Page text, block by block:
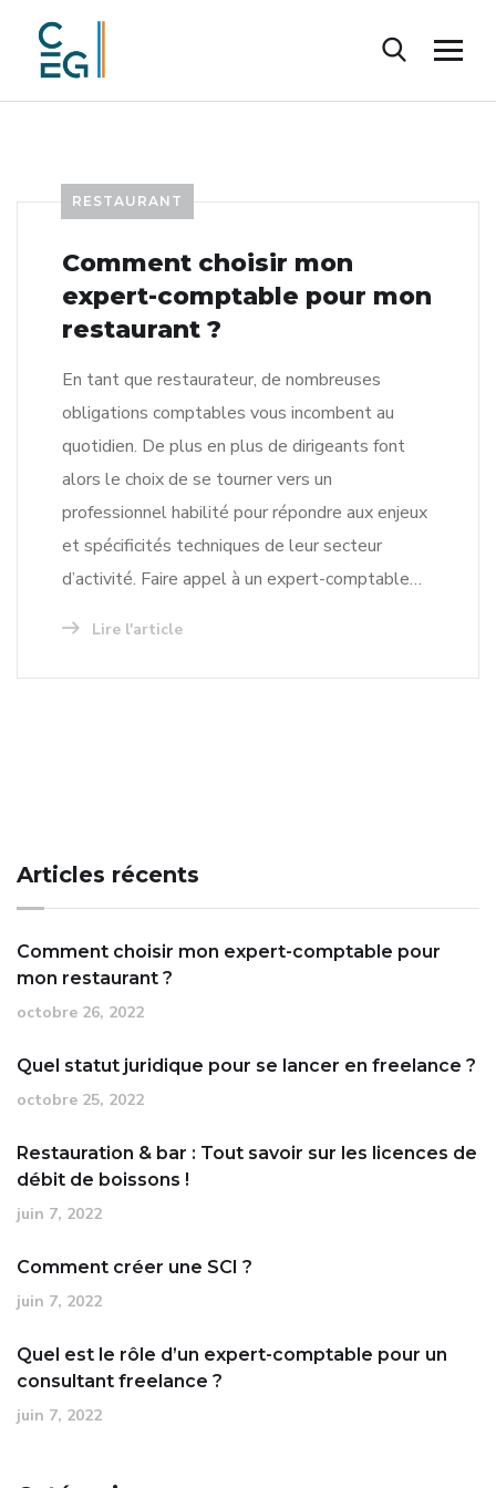
RESTAURANT
Comment choisir mon
expert-comptable pour mon
restaurant ?
En tant que restaurateur, de nombreuses
obligations comptables vous incombent au
quotidien. De plus en plus de dirigeants font
alors le choix de se tourner vers un
professionnel habilité pour répondre aux enjeux
et spécificités techniques de leur secteur
d’activité. Faire appel à un expert-comptable…
Lire l'article
Articles récents
Comment choisir mon expert-comptable pour
mon restaurant ?
octobre 26, 2022
Quel statut juridique pour se lancer en freelance ?
octobre 25, 2022
Restauration & bar : Tout savoir sur les licences de
débit de boissons !
juin 7, 2022
Comment créer une SCI ?
juin 7, 2022
Quel est le rôle d’un expert-comptable pour un
consultant freelance ?
juin 7, 2022